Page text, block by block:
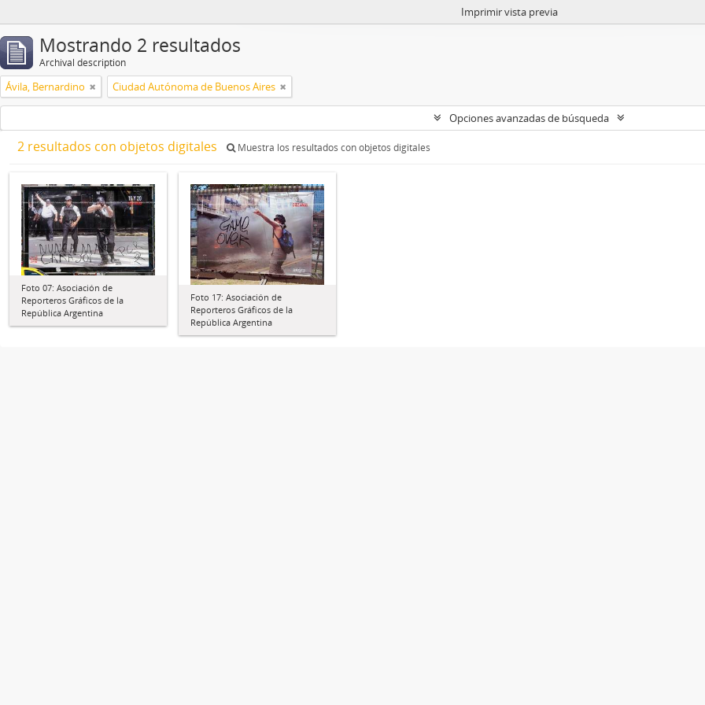
Imprimir vista previa
Mostrando 2 resultados
Archival description
Ávila, Bernardino Ciudad Autónoma de Buenos Aires
Opciones avanzadas de búsqueda
2 resultados con objetos digitales Muestra los resultados con objetos digitales
Foto 07: Asociación de
Reporteros Gráficos de la
República Argentina
Foto 17: Asociación de
Reporteros Gráficos de la
República Argentina